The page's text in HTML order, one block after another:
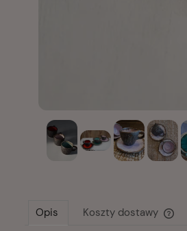
Opis Koszty dostawy